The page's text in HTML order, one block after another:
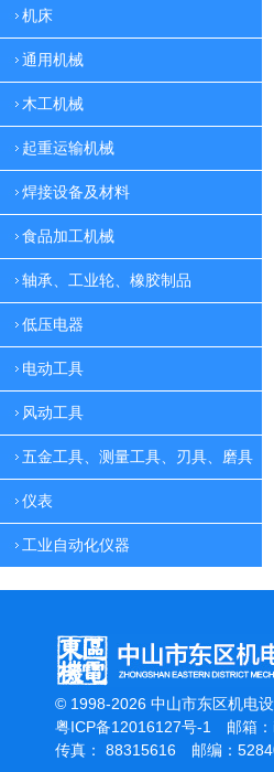
机床
通用机械
木工机械
起重运输机械
焊接设备及材料
食品加工机械
轴承、工业轮、橡胶制品
低压电器
电动工具
风动工具
五金工具、测量工具、刃具、磨具
仪表
工业自动化仪器
机
© 1998-2026 中山市东区机电
粤ICP备12016127号-1
邮箱：
传真： 88315616 邮编：